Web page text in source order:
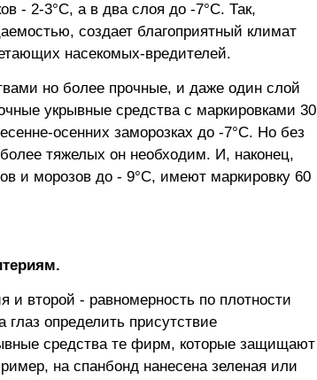
- 2-3°С, а в два слоя до -7°С. Так,
создает благоприятный климат
насекомых-вредителей.
но более прочные, и даже один слой
укрывные средства с маркировками 30
осенних заморозках до -7°С. Но без
тяжелых он необходим. И, наконец,
и морозов до - 9°С, имеют маркировку 60
и второй - равномерность по плотности
определить присутствие
средства те фирм, которые защищают
на спанбонд нанесена зеленая или